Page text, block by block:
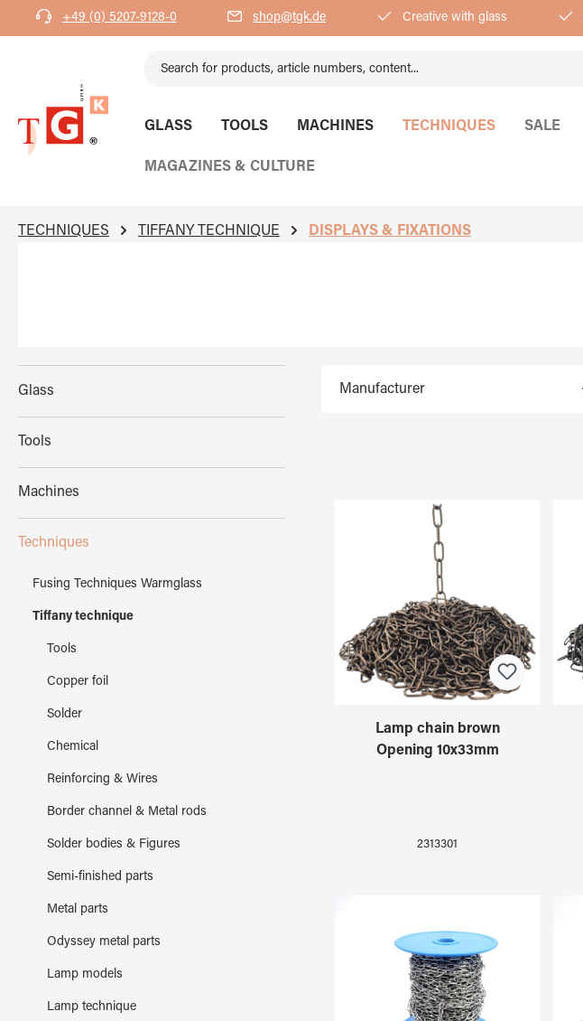
Skip to main navigation
+49 (0) 5207-9128-0 shop@tgk.de Creative with glass
GLASS TOOLS MACHINES TECHNIQUES SALE
MAGAZINES & CULTURE
TECHNIQUES TIFFANY TECHNIQUE DISPLAYS & FIXATIONS
Glass
Tools
Machines
Techniques
Fusing Techniques Warmglass
Tiffany technique
Tools
Copper foil
Solder
Chemical
Reinforcing & Wires
Border channel & Metal rods
Solder bodies & Figures
Semi-finished parts
Metal parts
Odyssey metal parts
Lamp models
Lamp technique
Manufacturer
Lamp chain brown
Opening 10x33mm
2313301